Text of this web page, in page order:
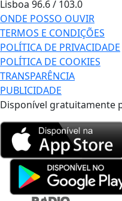
Lisboa 96.6 / 103.0
ONDE POSSO OUVIR
TERMOS E CONDIÇÕES
POLÍTICA DE PRIVACIDADE
POLÍTICA DE COOKIES
TRANSPARÊNCIA
PUBLICIDADE
Disponível gratuitamente